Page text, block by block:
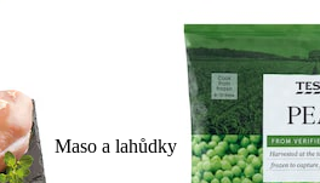
Maso a lahůdky